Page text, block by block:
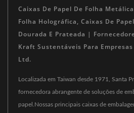
Caixas De Papel De Folha
Folha Holográfica, Caixas De
Dourada E Prateada |
Kraft Sustentáveis Para
Ltd.
Localizada em Taiwan desde 1971, Santa
fornecedora abrangente de soluções de
papel.Nossas principais caixas de